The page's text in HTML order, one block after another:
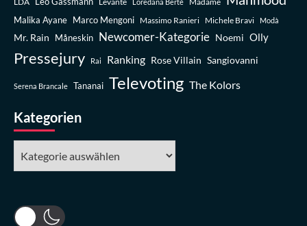
Malika Ayane Marco Mengoni Massimo Ranieri Michele Bravi Modà
Mr. Rain Måneskin Newcomer-Kategorie Noemi Olly
Pressejury Rai Ranking Rose Villain Sangiovanni
Serena Brancale Tananai Televoting The Kolors
Kategorien